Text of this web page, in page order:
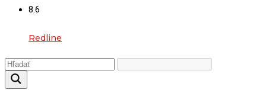
8.6
Redline